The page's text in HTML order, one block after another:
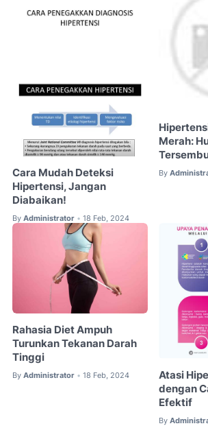
Cara Mudah Deteksi
Hipertensi, Jangan
Diabaikan!
By Administrator • 18 Feb, 2024
Merah:
By
Rahasia Diet Ampuh
Turunkan Tekanan Darah
Tinggi
By Administrator • 18 Feb, 2024
Atasi
dengan
Efektif
By